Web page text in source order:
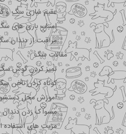
عقیم سازی سگ و
اسباب بازی های
مراقبت از دندان
مقالات سگ
تمیز کردن گوش
کوتاه کردن ناخن
آموزش محل
مسواک زدن
مزیت های